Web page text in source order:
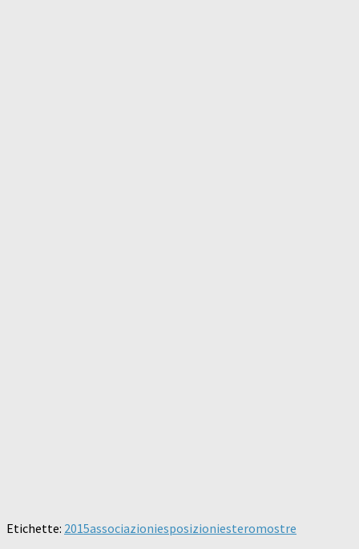
Etichette: 2015associazioniesposizioniesteromostre